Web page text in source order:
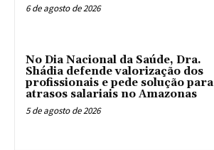
6 de agosto de 2026
No Dia Nacional da Saúde, Dra.
Shádia defende valorização dos
profissionais e pede solução para
atrasos salariais no Amazonas
5 de agosto de 2026